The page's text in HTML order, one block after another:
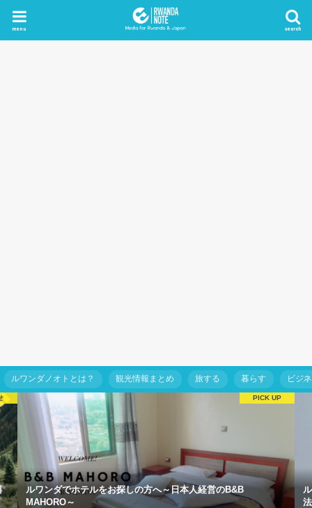
search
menu
ルワンダノオトとは？ 観光情報まとめ 旅する 暮らす ビジ
ルワンダでホテルをお探しの方へ～日本人経営のB&B
MAHORO～
法